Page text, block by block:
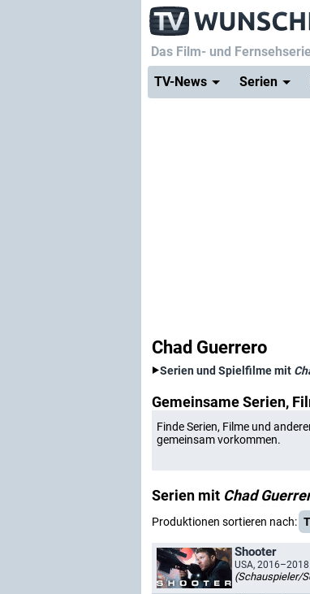
Das Film- und
TV-News
Serien
Chad Guerrero
Serien und Spielfilme mit
Gemeinsame Serien,
Finde Serien, Filme und
gemeinsam vorkommen.
Serien mit Chad
Produktionen sortieren nach:
Shooter
USA, 2016–2018
(Schauspieler/